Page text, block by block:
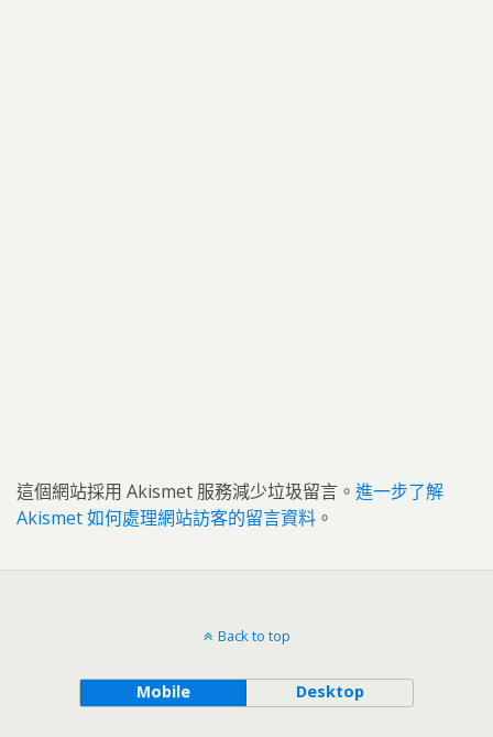
這個網站採用 Akismet 服務減少垃圾留言。 進一步了解
Akismet 如何處理網站訪客的留言資料 。
Back to top
Mobile Desktop